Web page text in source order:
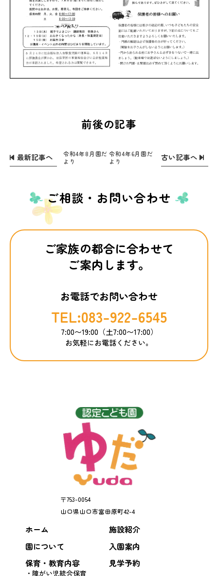
前後の記事
最新記事へ
令和4年8月園だ
より
古い記事へ
令和4年6月園だ
より
ご相談・お問い合わせ
ご家族の都合に合わせて
ご案内します。
お電話でお問い合わせ
TEL:083-922-6545
7:00〜19:00（土7:00〜17:00）
お気軽にお電話ください。
〒753-0054
山口県山口市富田原町42-4
ホーム
園について
保育・教育内容
障がい児統合保育
施設紹介
入園案内
見学予約